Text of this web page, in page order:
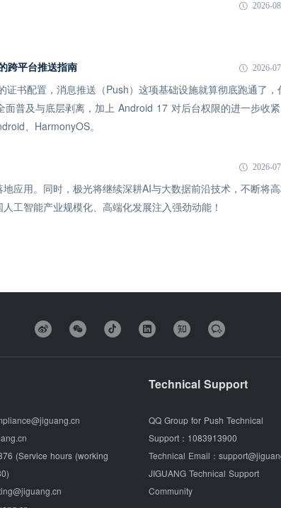
2026-
跨平台推送指南 2026-
书配置，消息推送（Push）这项基础设施就算彻底跑通了，
普及与底层剥离，加上 Android 17 对后台权限的进一步收
、HarmonyOS。
2026-
应用。同时，极光将继续深耕AI与大数据前沿技术，不断将
工智能产业规模化、高端化发展注入强劲动能！
(Service hours (working
Technical Support
QQ Group for Push Technical
Support： 1083913900
Technical Email：
JIGUANG Technical Support
Community